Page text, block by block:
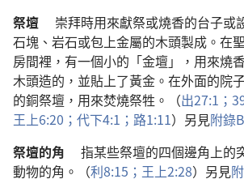
祭壇
崇拜時用來獻祭或燒香的台子或
石塊 、 岩石或包上金屬的木頭製成 。 在
房間裡 ， 有一個小的 「金壇」， 用來燒香
木頭造的 ， 並貼上了黃金 。 在外面的院
的銅祭壇 ， 用來焚燒祭牲 。（出27:1；
王上6:20； 代下4:1； 路1:11） 另 見附錄
祭壇的角 指某些祭壇的四個邊角上的
動物的角 。（利8:15； 王上2:28） 另 見